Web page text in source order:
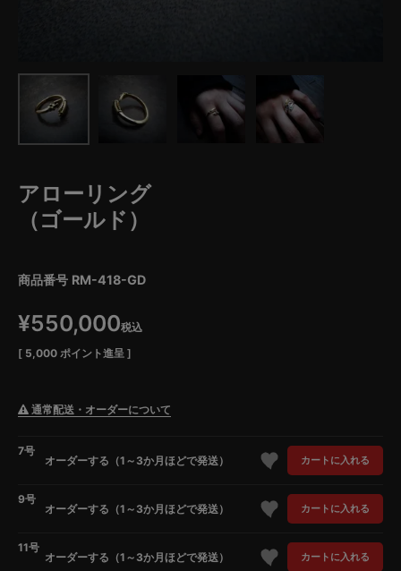
アローリング
（ゴールド）
商品番号 RM-418-GD
¥550,000税込
[ 5,000 ポイント進呈 ]
通常配送・オーダーについて
7号
オーダーする（1～3か月ほどで発送） カートに入れる
9号
オーダーする（1～3か月ほどで発送） カートに入れる
11号
オーダーする（1～3か月ほどで発送） カートに入れる